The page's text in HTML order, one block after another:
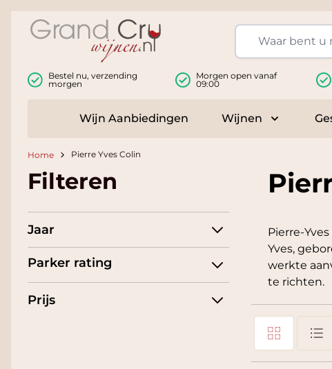
Bestel nu, verzending
morgen
Morgen open vanaf
09:00
Wijn Aanbiedingen Wijnen
Toggle
Home Pierre Yves Colin
Filteren
Jaar
Parker rating
Prijs
Pierre-
Yves,
werkte
te richten.
Tonen als